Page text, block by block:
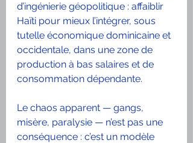
d’ingénierie géopolitique : affaiblir
Haïti pour mieux l’intégrer, sous
tutelle économique dominicaine et
occidentale, dans une zone de
production à bas salaires et de
consommation dépendante.
Le chaos apparent — gangs,
misère, paralysie — n’est pas une
conséquence : c’est un modèle